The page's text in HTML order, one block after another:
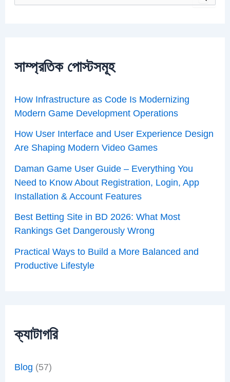
o
r
সাম্প্রতিক পোস্টসমূহ
How Infrastructure as Code Is Modernizing
Modern Game Development Operations
How User Interface and User Experience Design
Are Shaping Modern Video Games
Daman Game User Guide – Everything You
Need to Know About Registration, Login, App
Installation & Account Features
Best Betting Site in BD 2026: What Most
Rankings Get Dangerously Wrong
Practical Ways to Build a More Balanced and
Productive Lifestyle
ক্যাটাগরি
Blog (57)